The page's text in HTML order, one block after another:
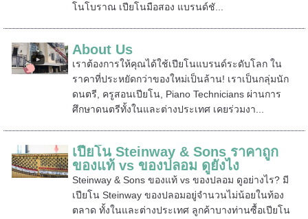
โนโบราณ เปียโนมือสอง แบรนด์ชั...
About Us
เราต้องการให้คุณได้ใช้เปียโนแบรนด์ระดับโลก ใน
ราคาที่ประหยัดกว่าของใหม่เป็นล้าน! เราเป็นกลุ่มนัก
ดนตรี, ครูสอนเปียโน, Piano Technicians ผ่านการ
ศึกษาดนตรีทั้งในและต่างประเทศ เคยร่วมงา...
เปียโน Steinway & Sons ราคาถูก
ของแท้ vs ของปลอม ดูยังไง
Steinway & Sons ของแท้ vs ของปลอม ดูอย่างไร? มี
เปียโน Steinway ของปลอมอยู่จำนวนไม่น้อยในท้อง
ตลาด ทั้งในและต่างประเทศ ลูกค้าบางท่านซื้อเปียโน